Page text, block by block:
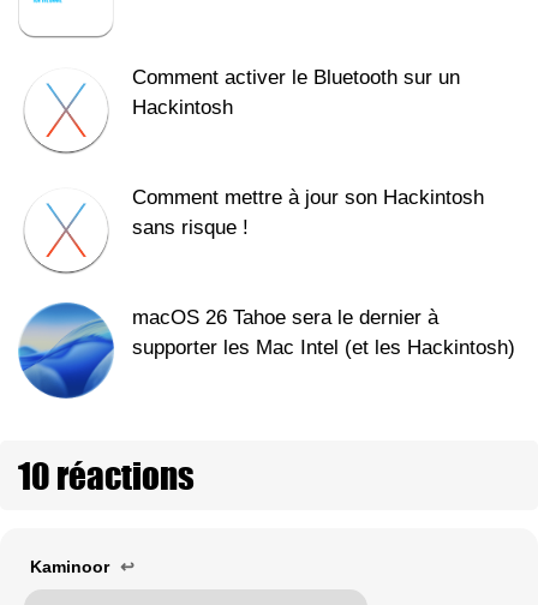
Comment activer le Bluetooth sur un
Hackintosh
Comment mettre à jour son Hackintosh
sans risque !
macOS 26 Tahoe sera le dernier à
supporter les Mac Intel (et les Hackintosh)
10 réactions
Kaminoor ↩